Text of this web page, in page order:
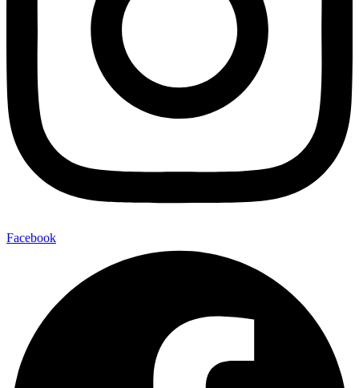
Facebook